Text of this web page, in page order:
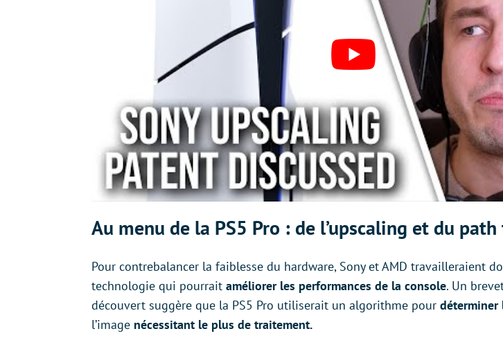
Au menu de la PS5 Pro : de l’upscaling et du
Pour contrebalancer la faiblesse du hardware, Sony et AMD travailleraient
technologie qui pourrait améliorer les performances de la console. Un
découvert suggère que la PS5 Pro utiliserait un algorithme pour déterminer
l’image nécessitant le plus de traitement.